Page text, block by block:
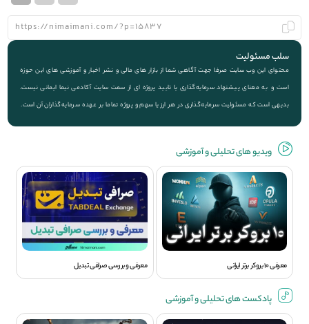
سلب مسئولیت
محتوای این وب سایت صرفا جهت آگاهی شما از بازار های مالی و نشر اخبار و آموزشی های این حوزه
است و به معنای پیشنهاد سرمایه‌گذاری یا تایید پروژه ای از سمت سایت آکادمی نیما ایمانی نیست.
بدیهی است که مسئولیت سرمایه‌گذاری در هر ارز یا سهم و پروژه تماما بر عهده سرمایه‌گذاران آن است.
ویديو های تحلیلی و آموزشی
معرفی 10 بروکر برتر ایرانی معرفی و بررسی صرافی تبدیل
پادکست های تحلیلی و آموزشی